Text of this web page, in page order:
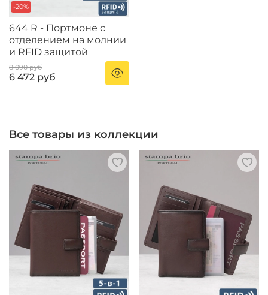
-20%
644 R - Портмоне с
отделением на молнии
и RFID защитой
8 090 руб
6 472 руб
Все товары из коллекции